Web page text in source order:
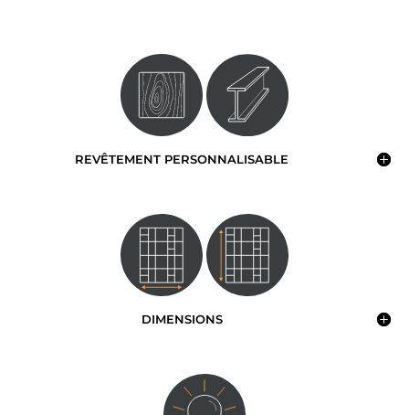
REVÊTEMENT PERSONNALISABLE
DIMENSIONS